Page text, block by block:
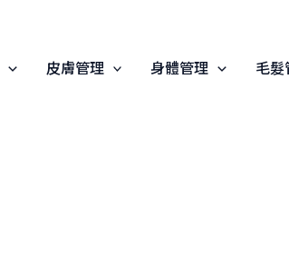
皮膚管理 身體管理 毛髮